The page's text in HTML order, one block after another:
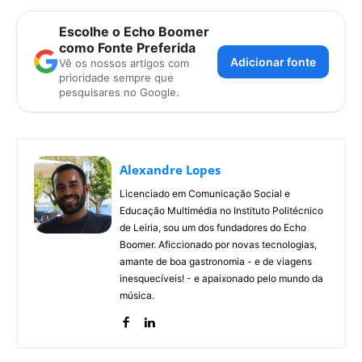
Escolhe o Echo Boomer
como Fonte Preferida
Vê os nossos artigos com
prioridade sempre que
pesquisares no Google.
Adicionar fonte
Alexandre Lopes
Licenciado em Comunicação Social e
Educação Multimédia no Instituto Politécnico
de Leiria, sou um dos fundadores do Echo
Boomer. Aficcionado por novas tecnologias,
amante de boa gastronomia - e de viagens
inesquecíveis! - e apaixonado pelo mundo da
música.